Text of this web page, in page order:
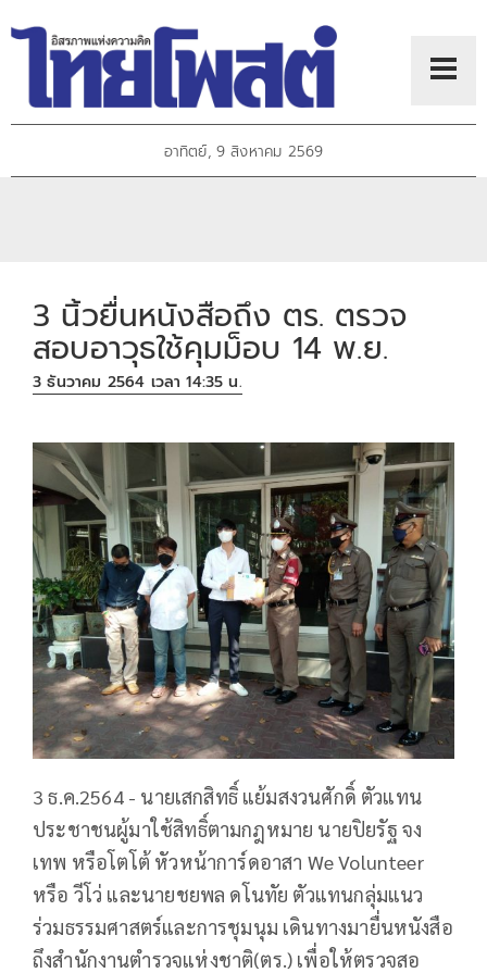
อาทิตย์, 9 สิงหาคม 2569
3 นิ้วยื่นหนังสือถึง ตร. ตรวจ
สอบอาวุธใช้คุมม็อบ 14 พ.ย.
3 ธันวาคม 2564 เวลา 14:35 น.
3 ธ.ค.2564 - นายเสกสิทธิ์ แย้มสงวนศักดิ์ ตัวแทน
ประชาชนผู้มาใช้สิทธิ์ตามกฎหมาย นายปิยรัฐ จง
เทพ หรือโตโต้ หัวหน้าการ์ดอาสา We Volunteer
หรือ วีโว่ และนายชยพล ดโนทัย ตัวแทนกลุ่มแนว
ร่วมธรรมศาสตร์และการชุมนุม เดินทางมายื่นหนังสือ
ถึงสำนักงานตำรวจแห่งชาติ(ตร.) เพื่อให้ตรวจสอ